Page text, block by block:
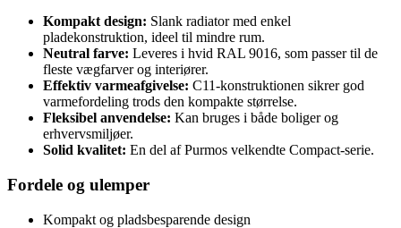
Kompakt design: Slank radiator med enkel
pladekonstruktion, ideel til mindre rum.
Neutral farve: Leveres i hvid RAL 9016, som passer til de
fleste vægfarver og interiører.
Effektiv varmeafgivelse: C11-konstruktionen sikrer god
varmefordeling trods den kompakte størrelse.
Fleksibel anvendelse: Kan bruges i både boliger og
erhvervsmiljøer.
Solid kvalitet: En del af Purmos velkendte Compact-serie.
Fordele og ulemper
Kompakt og pladsbesparende design